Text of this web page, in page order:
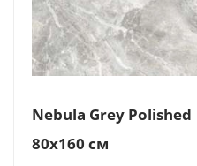
Nebula Grey Polished
80x160 см